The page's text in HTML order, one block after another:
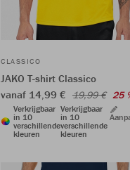
CLASSICO
JAKO T-shirt Classico
vanaf 14,99 € 19,99 € 25
Verkrijgbaar
in 10
verschillende
kleuren
Verkrijgbaar
in 10
verschillende
kleuren